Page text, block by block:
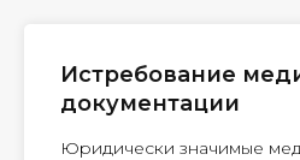
Истребование
документации
Юридически значимые